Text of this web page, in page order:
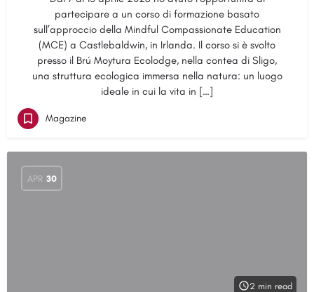
partecipare a un corso di formazione basato
sull’approccio della Mindful Compassionate Education
(MCE) a Castlebaldwin, in Irlanda. Il corso si è svolto
presso il Brú Moytura Ecolodge, nella contea di Sligo,
una struttura ecologica immersa nella natura: un luogo
ideale in cui la vita in […]
Magazine
APR 30
2 min read